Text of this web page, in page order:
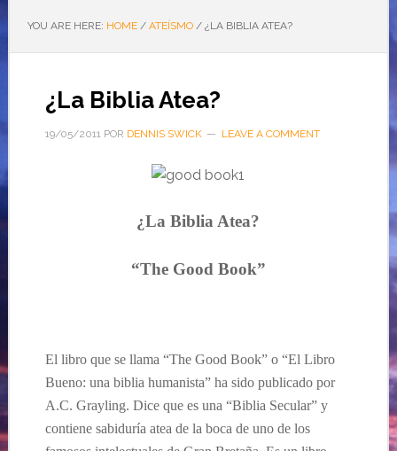
YOU ARE HERE: HOME / ATEÍSMO /¿LA BIBLIA ATEA?
¿La Biblia Atea?
19/05/2011POR DENNIS SWICK LEAVE A COMMENT
¿La Biblia Atea?
“The Good Book”
El libro que se llama “The Good Book” o “El Libro
Bueno: una biblia humanista” ha sido publicado por
A.C. Grayling. Dice que es una “Biblia Secular” y
contiene sabiduría atea de la boca de uno de los